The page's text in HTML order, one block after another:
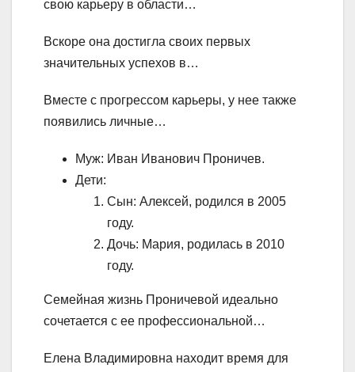
свою карьеру в области…
Вскоре она достигла своих первых
значительных успехов в…
Вместе с прогрессом карьеры, у нее также
появились личные…
Муж: Иван Иванович Проничев.
Дети:
Сын: Алексей, родился в 2005
году.
Дочь: Мария, родилась в 2010
году.
Семейная жизнь Проничевой идеально
сочетается с ее профессиональной…
Елена Владимировна находит время для